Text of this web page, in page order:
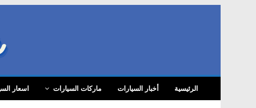
أ
خ
الرئيسية أخبار السيارات ماركات السيارات اسعار